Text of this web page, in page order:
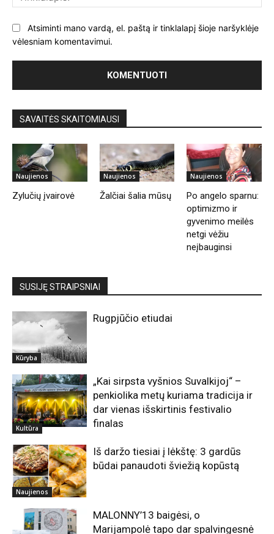
Atsiminti mano vardą, el. paštą ir tinklalapį šioje naršyklėje
vėlesniam komentavimui.
SAVAITĖS SKAITOMIAUSI
Naujienos
Zylučių įvairovė
Naujienos
Žalčiai šalia mūsų
Naujienos
Po angelo sparnu:
optimizmo ir
gyvenimo meilės
netgi vėžiu
neįbauginsi
SUSIJĘ STRAIPSNIAI
Kūryba
Rugpjūčio etiudai
Kultūra
„Kai sirpsta vyšnios Suvalkijoj“ –
penkiolika metų kuriama tradicija ir
dar vienas išskirtinis festivalio
finalas
Naujienos
Iš daržo tiesiai į lėkštę: 3 gardūs
būdai panaudoti šviežią kopūstą
MALONNY’13 baigėsi, o
Marijampolė tapo dar spalvingesnė